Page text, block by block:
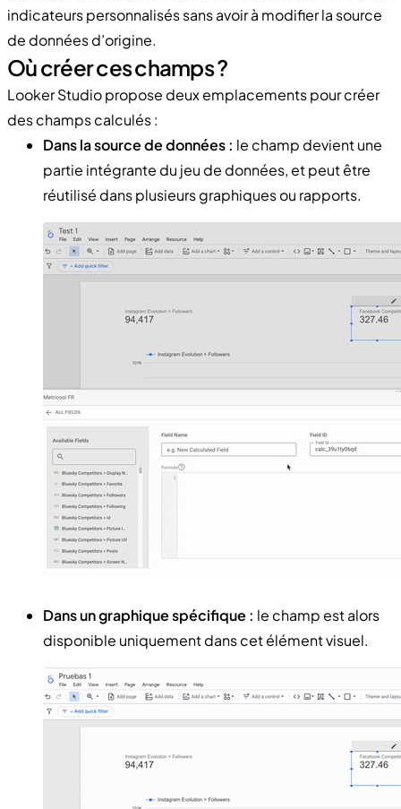
indicateurs personnalisés sans avoir à modifier la source
de données d’origine.
Où créer ces champs ?
Looker Studio propose deux emplacements pour créer
des champs calculés :
Dans la source de données : le champ devient une
partie intégrante du jeu de données, et peut être
réutilisé dans plusieurs graphiques ou rapports.
Dans un graphique spécifique : le champ est alors
disponible uniquement dans cet élément visuel.